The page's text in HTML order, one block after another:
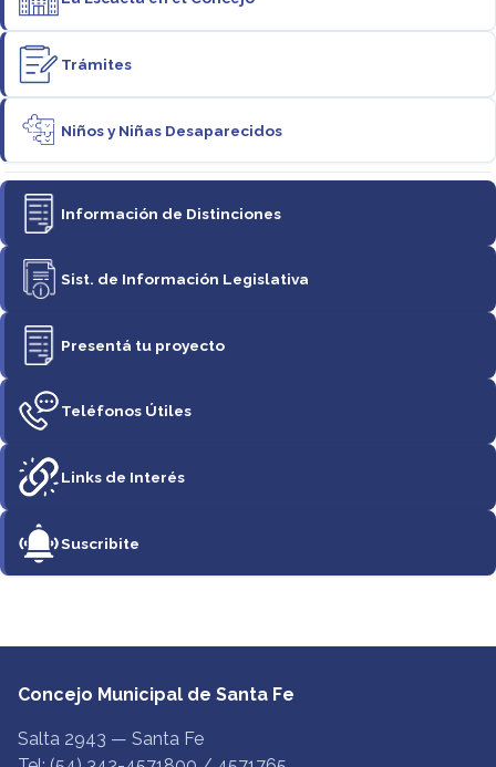
Trámites
Niños y Niñas Desaparecidos
Información de Distinciones
Sist. de Información Legislativa
Presentá tu proyecto
Teléfonos Útiles
Links de Interés
Suscribite
Concejo Municipal de Santa Fe
Salta 2943 — Santa Fe